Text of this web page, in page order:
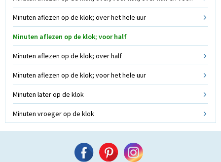
Minuten aflezen op de klok; over het hele uur
Minuten aflezen op de klok; voor half
Minuten aflezen op de klok; over half
Minuten aflezen op de klok; voor het hele uur
Minuten later op de klok
Minuten vroeger op de klok